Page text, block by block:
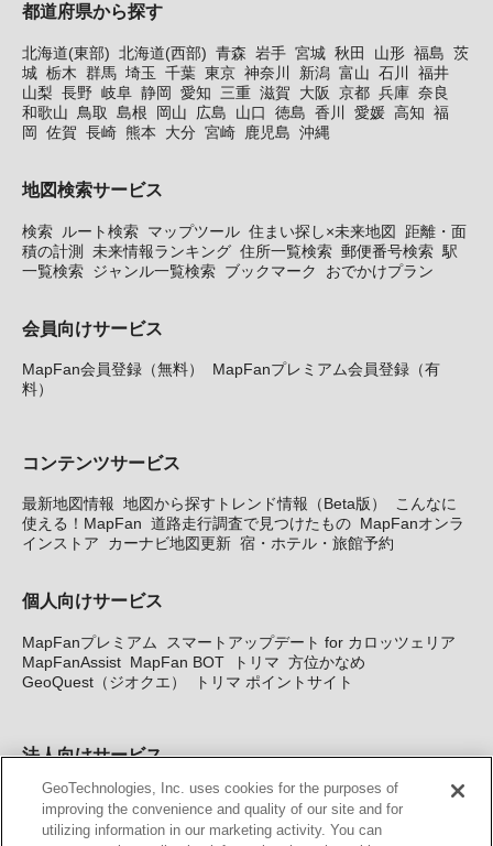
都道府県から探す
北海道(東部) 北海道(西部) 青森 岩手 宮城 秋田 山形 福島 茨
城 栃木 群馬 埼玉 千葉 東京 神奈川 新潟 富山 石川
福井
山梨 長野 岐阜 静岡 愛知 三重 滋賀 大阪 京都 兵庫 奈良
和歌山
鳥取 島根 岡山 広島 山口 徳島 香川 愛媛 高知 福
岡
佐賀 長崎 熊本 大分 宮崎 鹿児島 沖縄
地図検索サービス
検索 ルート検索 マップツール 住まい探し×未来地図
距離・面
積の計測 未来情報ランキング 住所一覧検索 郵便番号検索 駅
一覧検索 ジャンル一覧検索 ブックマーク おでかけプラン
会員向けサービス
MapFan会員登録（無料）
MapFanプレミアム会員登録（有
料）
コンテンツサービス
最新地図情報 地図から探すトレンド情報（Beta版）
こんなに
使える！MapFan 道路走行調査で見つけたもの MapFanオンラ
インストア
カーナビ地図更新 宿・ホテル・旅館予約
個人向けサービス
MapFanプレミアム
スマートアップデート for カロッツェリア
MapFanAssist MapFan BOT トリマ 方位かなめ
GeoQuest（ジオクエ）
トリマ ポイントサイト
法人向けサービス
法人向け地図・位置情報サービス WEBサイト・システム向け地
図API Windows PC向け地図開発キット MapFan DB 住所確認
サービス
MAP WORLD+ トリマ広告 Geo-Research
GeoTechnologies, Inc. uses cookies for the purposes of
improving the convenience and quality of our site and for
utilizing information in our marketing activity. You can